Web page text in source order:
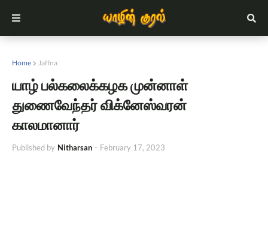
Home Jaffna
யாழ் பல்கலைக்கழக முன்னாள்
துணைவேந்தர் விக்னேஸ்வரன்
காலமானார்
Published by Nitharsan - February 17, 2023